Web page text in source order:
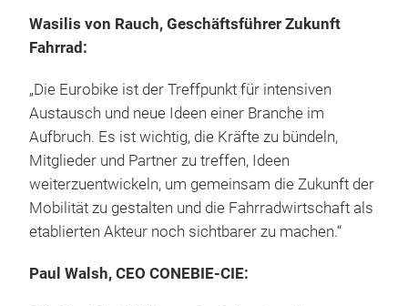
Wasilis von Rauch, Geschäftsführer Zukunft
Fahrrad:
„Die Eurobike ist der Treffpunkt für intensiven
Austausch und neue Ideen einer Branche im
Aufbruch. Es ist wichtig, die Kräfte zu bündeln,
Mitglieder und Partner zu treffen, Ideen
weiterzuentwickeln, um gemeinsam die Zukunft der
Mobilität zu gestalten und die Fahrradwirtschaft als
etablierten Akteur noch sichtbarer zu machen.“
Paul Walsh, CEO CONEBIE-CIE: